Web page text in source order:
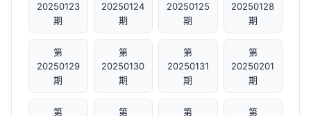
20250123
期
20250124
期
20250125
期
20250128
期
第
20250129
期
第
20250130
期
第
20250131
期
第
20250201
期
第
第
第
第